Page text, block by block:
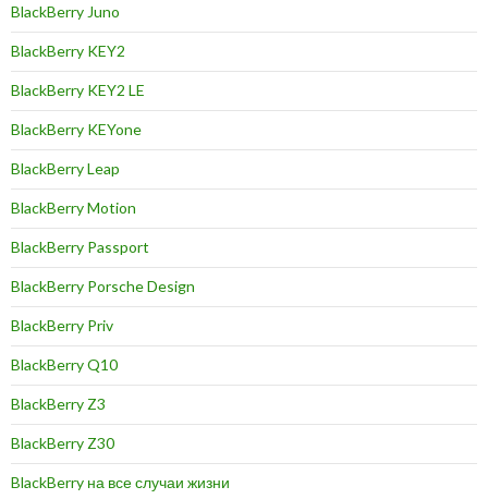
BlackBerry Juno
BlackBerry KEY2
BlackBerry KEY2 LE
BlackBerry KEYone
BlackBerry Leap
BlackBerry Motion
BlackBerry Passport
BlackBerry Porsche Design
BlackBerry Priv
BlackBerry Q10
BlackBerry Z3
BlackBerry Z30
BlackBerry на все случаи жизни